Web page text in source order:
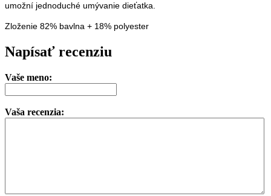
umožní jednoduché umývanie dieťatka.
Zloženie 82% bavlna + 18% polyester
Napísať recenziu
Vaše meno:
Vaša recenzia: